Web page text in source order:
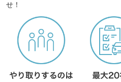
せ！